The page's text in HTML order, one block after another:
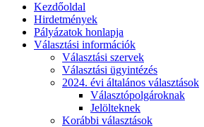
Kezdőoldal
Hirdetmények
Pályázatok honlapja
Választási információk
Választási szervek
Választási ügyintézés
2024. évi általános választások
Választópolgároknak
Jelölteknek
Korábbi választások